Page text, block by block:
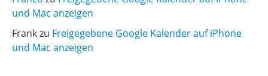
und Mac anzeigen
Frankzu Freigegebene Google Kalender auf iPhone
und Mac anzeigen